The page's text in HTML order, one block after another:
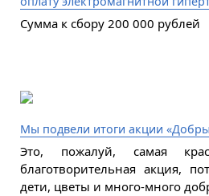
Сумма к сбору 200 000 рублей
Мы подвели итоги акции
Это, пожалуй, самая
благотворительная акция,
дети, цветы и много-много